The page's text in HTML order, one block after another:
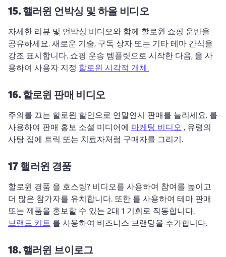
15.핼러윈 언박싱 및 하울 비디오
자세한 리뷰 및 언박싱 비디오와 함께 할로윈 쇼핑 운반을
공유하세요. 새로운 기술, 구독 상자 또는 기타 테마 간식을
강조 표시합니다. 쇼핑 운송 템플릿으로 시작한 다음, 을 사
용하여 사용자 지정 할로윈 시각적 개체.
16.할로윈 판매 비디오
주의를 끄는 할로윈 할인으로 연말연시 판매를 늘리세요. 를
사용하여 판매 홍보 소셜 미디어에 마케팅 비디오 , 유령의
사탕 집에 트릭 또는 치료자처럼 구매자를 그리기.
17핼러윈 경품
할로윈 경품 을 호스팅? 비디오를 사용하여 참여를 높이고
더 많은 참가자를 유치합니다. 또한 를 사용하여 테마 판매
또는 제품을 홍보할 수 있는 2대 1 기회로 작동합니다.
브랜드 키트 를 사용하여 비즈니스 브랜딩을 추가합니다.
18.핼러윈 브이로그